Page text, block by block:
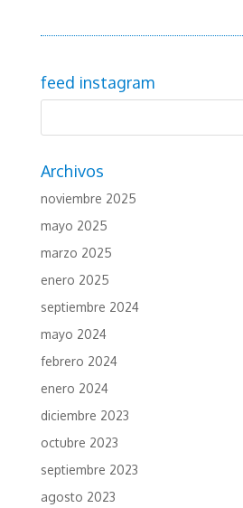
feed instagram
Archivos
noviembre 2025
mayo 2025
marzo 2025
enero 2025
septiembre 2024
mayo 2024
febrero 2024
enero 2024
diciembre 2023
octubre 2023
septiembre 2023
agosto 2023